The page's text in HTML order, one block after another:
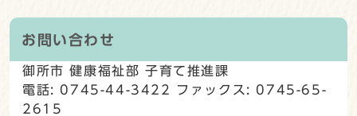
お問い合わせ
御所市 健康福祉部 子育て推進課
電話: 0745-44-3422 ファックス: 0745-65-
2615